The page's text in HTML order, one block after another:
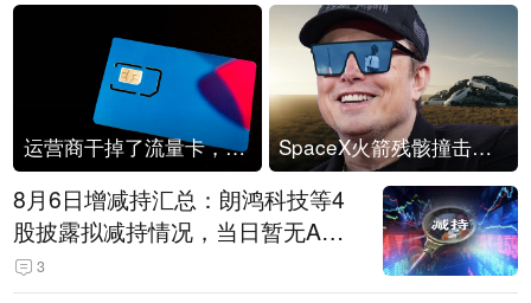
运营商干掉了流量卡，他们真的玩不起了 SpaceX火箭残骸撞击月球
8月6日增减持汇总：朗鸿科技等4
股披露拟减持情况，当日暂无A股
公司披露拟增持情况（表）
3